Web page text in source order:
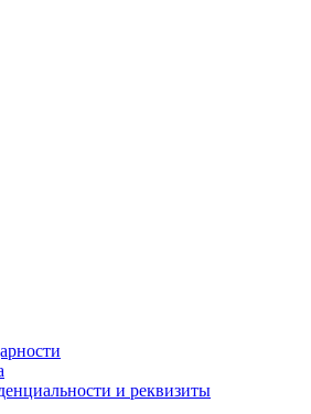
и реквизиты